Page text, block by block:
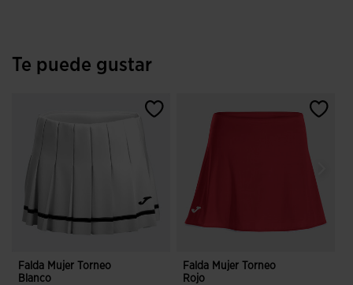
Te puede gustar
Falda Mujer Torneo
Blanco
Falda Mujer Torneo
Rojo